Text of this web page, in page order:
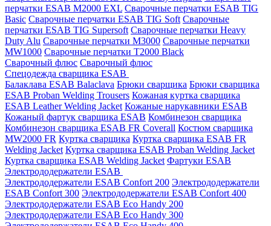
перчатки ESAB M2000 EXL Сварочные перчатки ESAB TIG
Basic Сварочные перчатки ESAB TIG Soft Сварочные
перчатки ESAB TIG Supersoft Сварочные перчатки Heavy
Duty Alu Сварочные перчатки M3000 Сварочные перчатки
MW1000 Сварочные перчатки T2000 Black
Сварочный флюс Сварочный флюс
Спецодежда сварщика ESAB
Балаклава ESAB Balaclava Брюки сварщика Брюки сварщика
ESAB Proban Welding Trousers Кожаная куртка сварщика
ESAB Leather Welding Jacket Кожаные нарукавники ESAB
Кожаный фартук сварщика ESAB Комбинезон сварщика
Комбинезон сварщика ESAB FR Coverall Костюм сварщика
MW2000 FR Куртка сварщика Куртка сварщика ESAB FR
Welding Jacket Куртка сварщика ESAB Proban Welding Jacket
Куртка сварщика ESAB Welding Jacket Фартуки ESAB
Электрододержатели ESAB
Электрододержатели ESAB Confort 200 Электрододержатели
ESAB Confort 300 Электрододержатели ESAB Confort 400
Электрододержатели ESAB Eco Handy 200
Электрододержатели ESAB Eco Handy 300